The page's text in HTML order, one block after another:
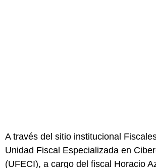
A través del sitio institucional
Unidad Fiscal Especializada en
(UFECI), a cargo del fiscal Horacio